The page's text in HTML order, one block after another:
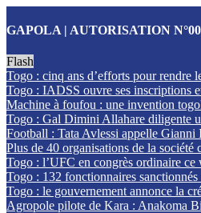
GAPOLA | AUTORISATION
Flash
Togo : cinq ans d’efforts pour rendre
Togo : IADSS ouvre ses inscriptions
Machine à foufou : une invention
Togo : Gal Dimini Allahare diligente
Football : Tata Avlessi appelle Gianni
Plus de 40 organisations de la société
Togo : l’UFC en congrès ordinaire ce
Togo : 132 fonctionnaires sanctionnés
Togo : le gouvernement annonce la
Agropole pilote de Kara : Anakoma